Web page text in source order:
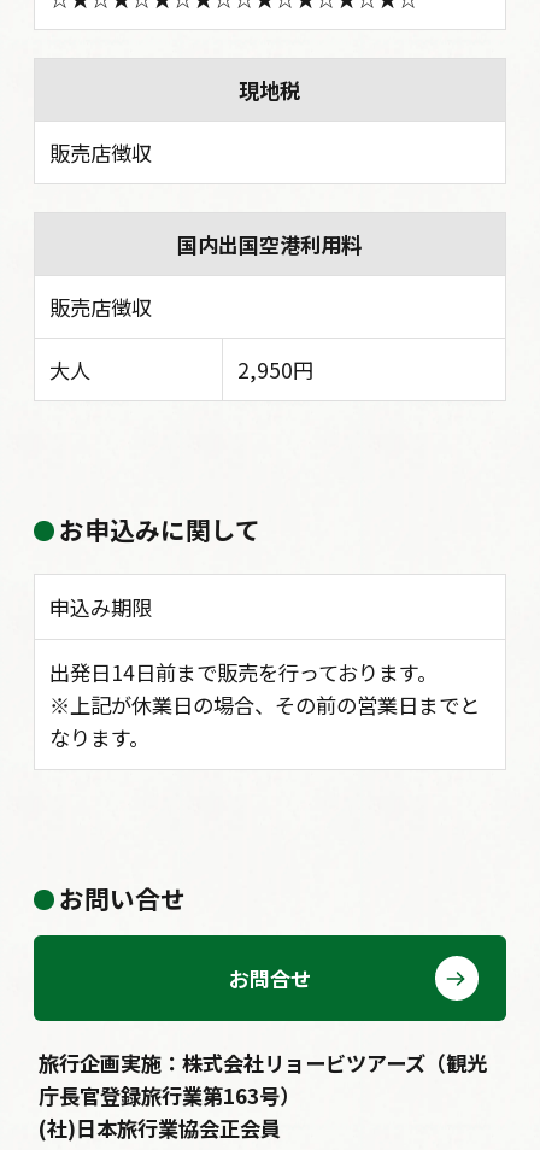
現地税
販売店徴収
国内出国空港利用料
販売店徴収
大人 2,950円
お申込みに関して
申込み期限
出発日14日前まで販売を行っております。
※上記が休業日の場合、その前の営業日までと
なります。
お問い合せ
お問合せ
旅行企画実施：株式会社リョービツアーズ（観光
庁長官登録旅行業第163号）
(社)日本旅行業協会正会員